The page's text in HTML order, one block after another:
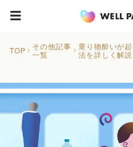
TOP
その他記事
一覧
乗り物酔いが
法を詳しく解説